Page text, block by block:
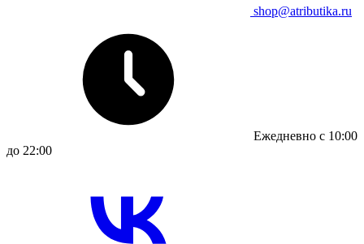
shop@atributika.ru
Ежедневно с 10:00
до 22:00